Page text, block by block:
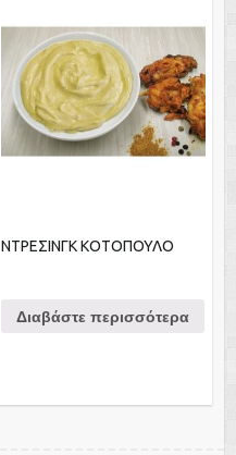
ΝΤΡΕΣΙΝΓΚ ΚΟΤΟΠΟΥΛΟ
Διαβάστε περισσότερα